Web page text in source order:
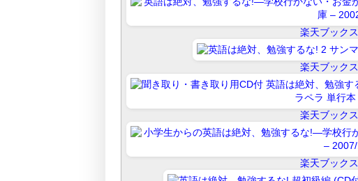
楽天ブックス
楽天ブックス
楽天ブックス
楽天ブックス